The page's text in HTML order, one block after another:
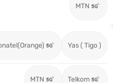
MTN
Yas ( Tigo )
MTN Telkom